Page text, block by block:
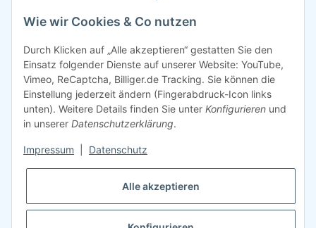
Rechtliches
Wie wir Cookies & Co nutzen
Durch Klicken auf „Alle akzeptieren“ gestatten Sie den
Einsatz folgender Dienste auf unserer Website: YouTube,
Vimeo, ReCaptcha, Billiger.de Tracking. Sie können die
Einstellung jederzeit ändern (Fingerabdruck-Icon links
unten). Weitere Details finden Sie unter Konfigurieren und
in unserer Datenschutzerklärung.
Impressum Datenschutz
Alle akzeptieren